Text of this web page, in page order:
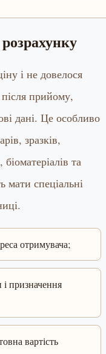
і не довелося
прийому,
дані. Це особливо
зразків,
та
мати спеціальні
отримувача;
призначення
вартість